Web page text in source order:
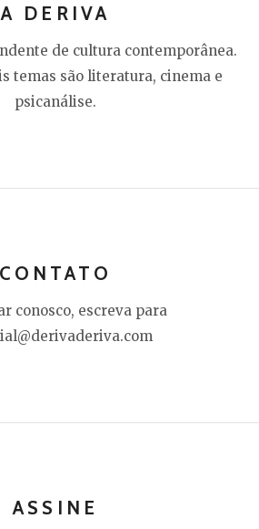
A DERIVA
de cultura contemporânea.
temas são literatura, cinema e
psicanálise.
CONTATO
conosco, escreva para
ASSINE